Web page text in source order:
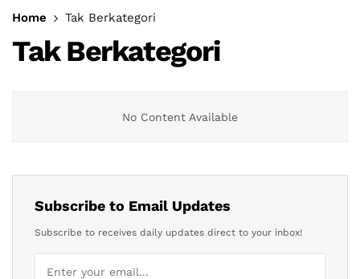
Home Tak Berkategori
Tak Berkategori
No Content Available
Subscribe to Email Updates
Subscribe to receives daily updates direct to your inbox!